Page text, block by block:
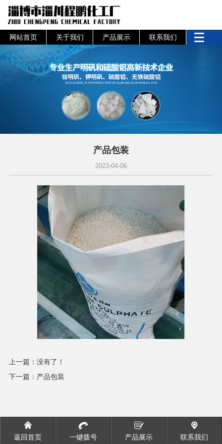
网站首页 关于我们 产品展示 联系我们
产品包装
2023-04-06
上一篇：没有了！
下一篇： 产品包装
返回首页 一键拨号 产品展示 联系我们